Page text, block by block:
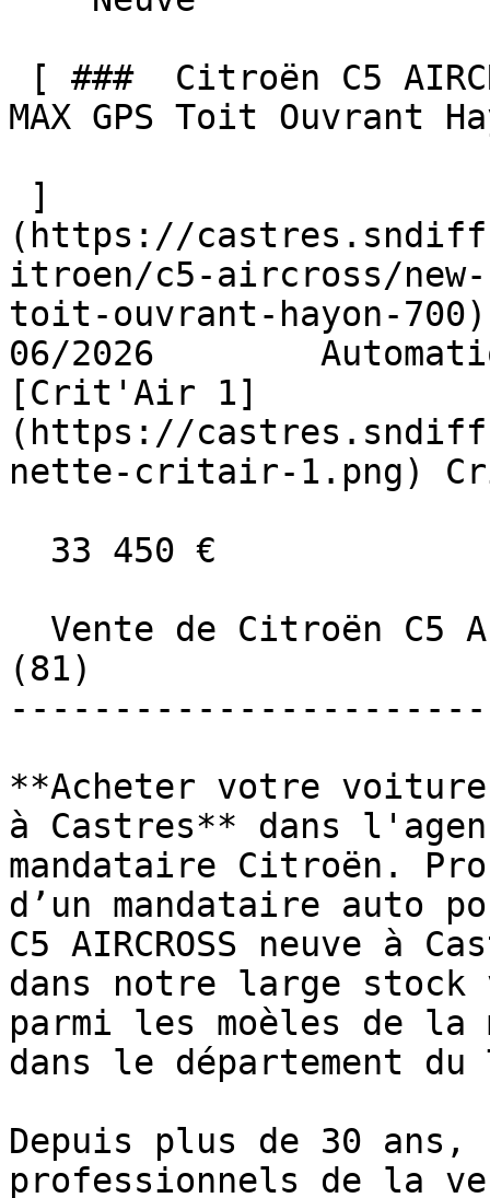
MAX GPS Toit Ouvrant
(https://
itroen/c5-aircross/new-
toit-ouvrant-hayon-
06/2026
[Crit'Air 1]
(https://
nette-critair-
(81)
**Acheter votre voiture
à Castres** dans
mandataire Citroën.
d’un mandataire auto
C5 AIRCROSS neuve à
dans notre large stock
parmi les moèles de la
dans le département
Depuis plus de 30 ans,
professionnels de la